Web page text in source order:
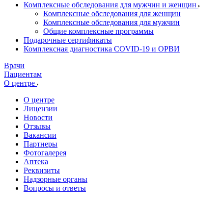
Комплексные обследования для мужчин и женщин
Комплексные обследования для женщин
Комплексные обследования для мужчин
Общие комплексные программы
Подарочные сертификаты
Комплексная диагностика COVID-19 и ОРВИ
Врачи
Пациентам
О центре
О центре
Лицензии
Новости
Отзывы
Вакансии
Партнеры
Фотогалерея
Аптека
Реквизиты
Надзорные органы
Вопросы и ответы